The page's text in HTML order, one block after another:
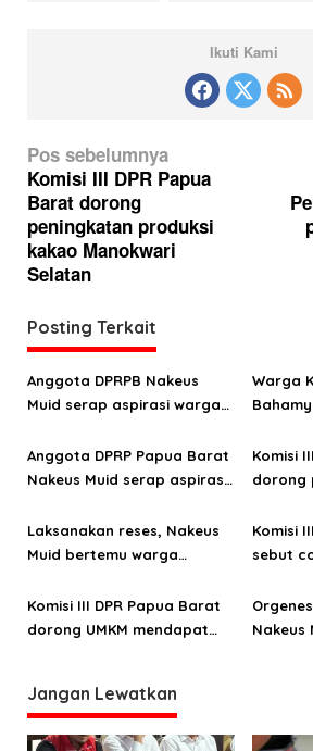
Ikuti Kami
N
a
v
i
g
s
i
p
s
Pos sebelumnya
Komisi III DPR Papua
Barat dorong
peningkatan produksi
kakao Manokwari
Selatan
Posting Terkait
Anggota DPRPB Nakeus
Muid serap aspirasi warga
Ukopti
Warga
Nakeus
Anggota DPRP Papua Barat
Nakeus Muid serap aspirasi
Komisi
dorong
Selatan
Laksanakan reses, Nakeus
Muid bertemu warga
Uhyehekbrig
Komisi
sebut
Komisi III DPR Papua Barat
dorong UMKM mendapat
Nakeus
Jangan Lewatkan